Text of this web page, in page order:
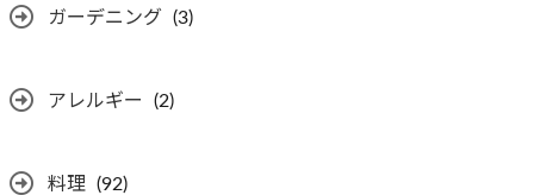
ガーデニング (3)
アレルギー (2)
料理 (92)